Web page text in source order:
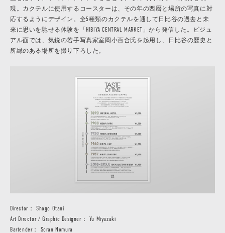
現。カクテルに使用するコースターは、その年の西暦と場所の写真に対
応するようにデザイン。全5種類のカクテルを通して日比谷の過去と未
来に思いを馳せる体験を「HIBIYA CENTRAL MARKET」から発信した。ビジュ
アル面では、気鋭の若手写真家室岡小百合氏を起用し、日比谷の歴史と
所縁のある場所を撮り下ろした。
Director： Shogo Otani
Art Director / Graphic Designer： Yu Miyazaki
Bartender： Soran Nomura